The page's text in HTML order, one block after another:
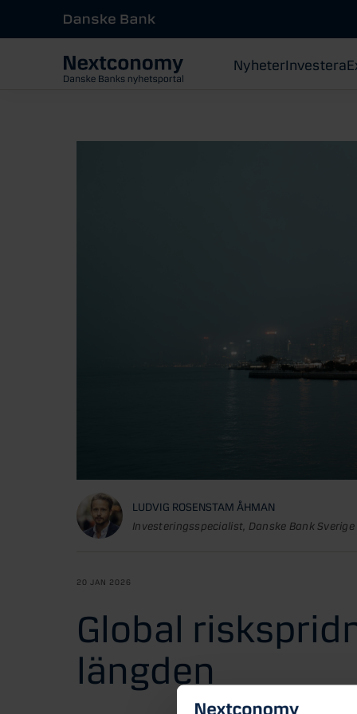
NyheterInvestera
LUDVIG ROSENSTAM ÅHMAN
Investeringsspecialist, Danske Bank Sverige
20 JAN 2026
Global
längden